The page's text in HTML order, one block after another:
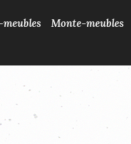
Monte-meubles